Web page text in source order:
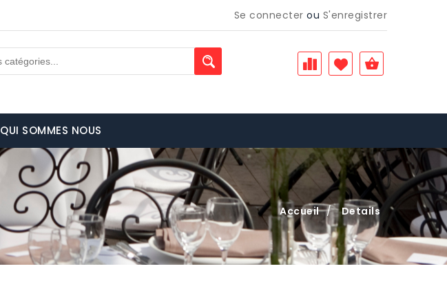
Se connecter ou S'enregistrer
QUI SOMMES NOUS
Accueil / Details